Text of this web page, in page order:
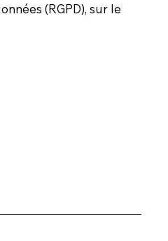
(RGPD), sur le